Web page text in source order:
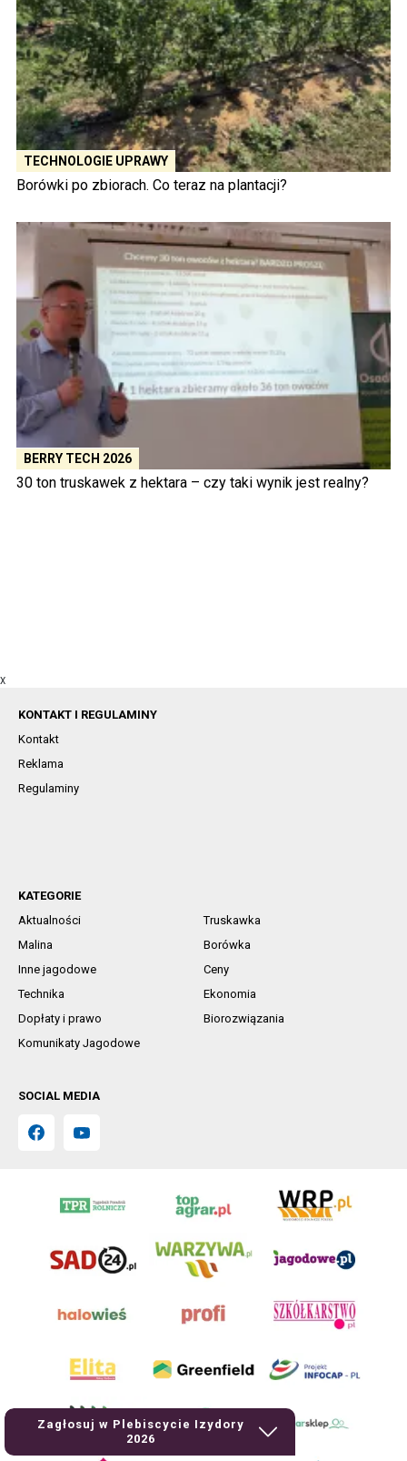
TECHNOLOGIE UPRAWY
Borówki po zbiorach. Co teraz na plantacji?
BERRY TECH 2026
30 ton truskawek z hektara – czy taki wynik jest realny?
X
Zagłosuj w Plebiscycie Izydory
2026
KONTAKT I REGULAMINY
Kontakt
Reklama
Regulaminy
KATEGORIE
Aktualności
Truskawka
Malina
Borówka
Inne jagodowe
Ceny
Technika
Ekonomia
Dopłaty i prawo
Biorozwiązania
Komunikaty Jagodowe
SOCIAL MEDIA